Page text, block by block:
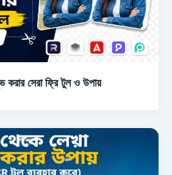
করার সেরা ফ্রি টুল ও উপায়